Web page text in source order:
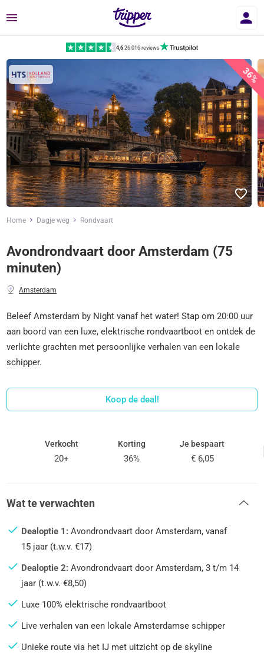
Menu
4,6|26.016 reviews
36%
Home Dagje weg Rondvaart
Avondrondvaart door Amsterdam (75
minuten)
Amsterdam
Beleef Amsterdam by Night vanaf het water! Stap om 20:00 uur
aan boord van een luxe, elektrische rondvaartboot en ontdek de
verlichte grachten met persoonlijke verhalen van een lokale
schipper.
Koop de deal!
Verkocht
20+
Korting
36%
Je bespaart
€ 6,05
Wat te verwachten
Dealoptie 1:Avondrondvaart door Amsterdam, vanaf
15 jaar (t.w.v. €17)
Dealoptie 2:Avondrondvaart door Amsterdam, 3 t/m 14
jaar (t.w.v. €8,50)
Luxe 100% elektrische rondvaartboot
Live verhalen van een lokale Amsterdamse schipper
Unieke route via het IJ met uitzicht op de skyline